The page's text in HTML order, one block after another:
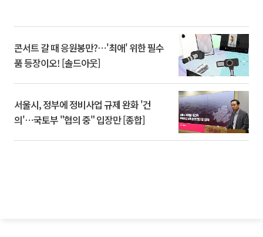
콘서트 갈 때 응원봉만?⋯'최애' 위한 필수
품 등장이오! [솔드아웃]
서울시, 정부에 정비사업 규제 완화 '건
의'⋯국토부 "협의 중" 입장만 [종합]